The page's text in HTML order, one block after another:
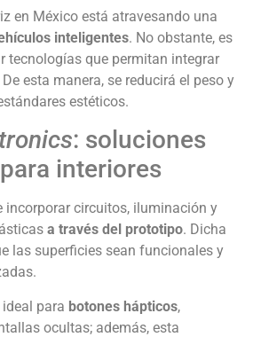
en México está atravesando una
inteligentes. No obstante, es
tecnologías que permitan integrar
esta manera, se reducirá el peso y
estéticos.
: soluciones
interiores
incorporar circuitos, iluminación y
a través del prototipo. Dicha
las superficies sean funcionales y
para botones hápticos,
ocultas; además, esta